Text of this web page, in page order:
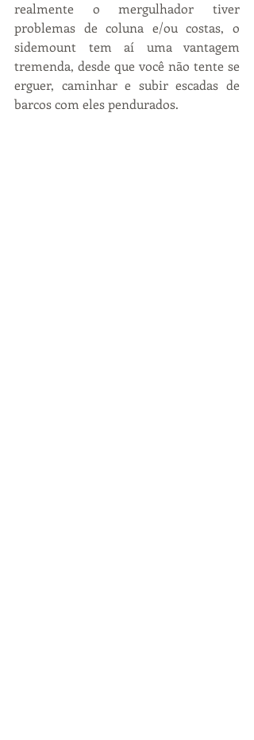
realmente o mergulhador tiver
problemas de coluna e/ou costas, o
sidemount tem aí uma vantagem
tremenda, desde que você não tente se
erguer, caminhar e subir escadas de
barcos com eles pendurados.